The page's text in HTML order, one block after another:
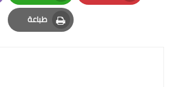
Pinterest
Whatsapp
طباعة
Print